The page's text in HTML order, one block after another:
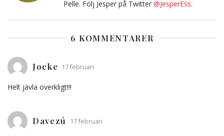
Pelle. Följ Jesper på Twitter @JesperEss.
6 KOMMENTARER
Jocke 17 februari
Helt jävla overkligt!!!
Davezú 17 februari